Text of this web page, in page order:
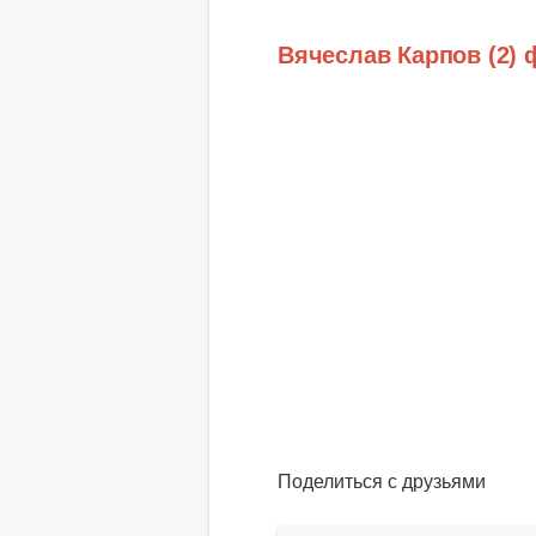
Вячеслав Карпов (2)
Поделиться с друзьями